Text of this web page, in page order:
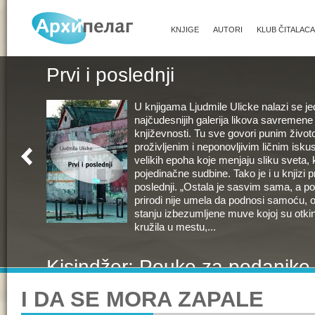
KLUB ČITALACA
AUTORI
KNJIGE
Prvi i poslednji
U knjigama Ljudmile Ulicke nalazi se
najčudesnijih galerija likova
književnosti. Tu sve govori punim
proživljenim i neponovljivim ličnim
velikih epoha koje menjaju sliku sveta,
pojedinačne sudbine. Tako je i u knjizi
poslednji. „Ostala je sasvim sama, a
prirodi nije umela da podnosi samoću,
stanju izbezumljene muve kojoj su
kružila u mestu,...
Kisindžer: Pouke za
Celovita politička, intelektualna i
Kisindžera, najznačajnijeg diplomate
I DA SE MORA ZAPALE